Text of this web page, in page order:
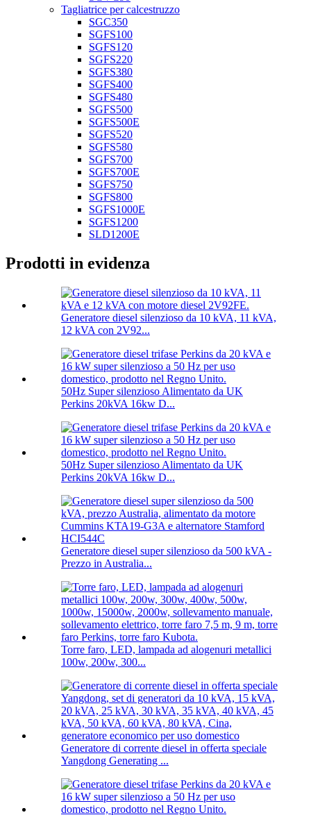
Tagliatrice per calcestruzzo
SGC350
SGFS100
SGFS120
SGFS220
SGFS380
SGFS400
SGFS480
SGFS500
SGFS500E
SGFS520
SGFS580
SGFS700
SGFS700E
SGFS750
SGFS800
SGFS1000E
SGFS1200
SLD1200E
Prodotti in evidenza
Generatore diesel silenzioso da 10 kVA, 11 kVA,
12 kVA con 2V92...
50Hz Super silenzioso Alimentato da UK
Perkins 20kVA 16kw D...
50Hz Super silenzioso Alimentato da UK
Perkins 20kVA 16kw D...
Generatore diesel super silenzioso da 500 kVA -
Prezzo in Australia...
Torre faro, LED, lampada ad alogenuri metallici
100w, 200w, 300...
Generatore di corrente diesel in offerta speciale
Yangdong Generating ...